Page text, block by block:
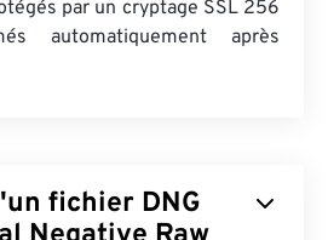
par un cryptage SSL 256
automatiquement après
fichier DNG